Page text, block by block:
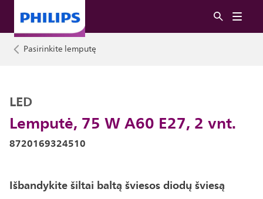
Pasirinkite lemputę
Lemputė, 75 W A60 E27, 2 vnt.
LED
8720169324510
Išbandykite šiltai baltą šviesos diodų šviesą